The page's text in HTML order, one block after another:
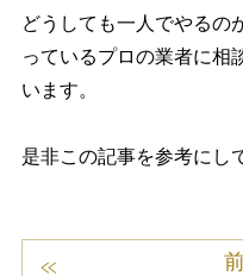
どうしても一人でやるの
っているプロの業者に相
います。
是非この記事を参考にし